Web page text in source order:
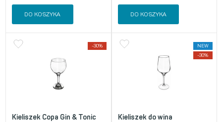
DO KOSZYKA DO KOSZYKA
-30%
Kieliszek Copa Gin & Tonic
NEW
-30%
Kieliszek do wina